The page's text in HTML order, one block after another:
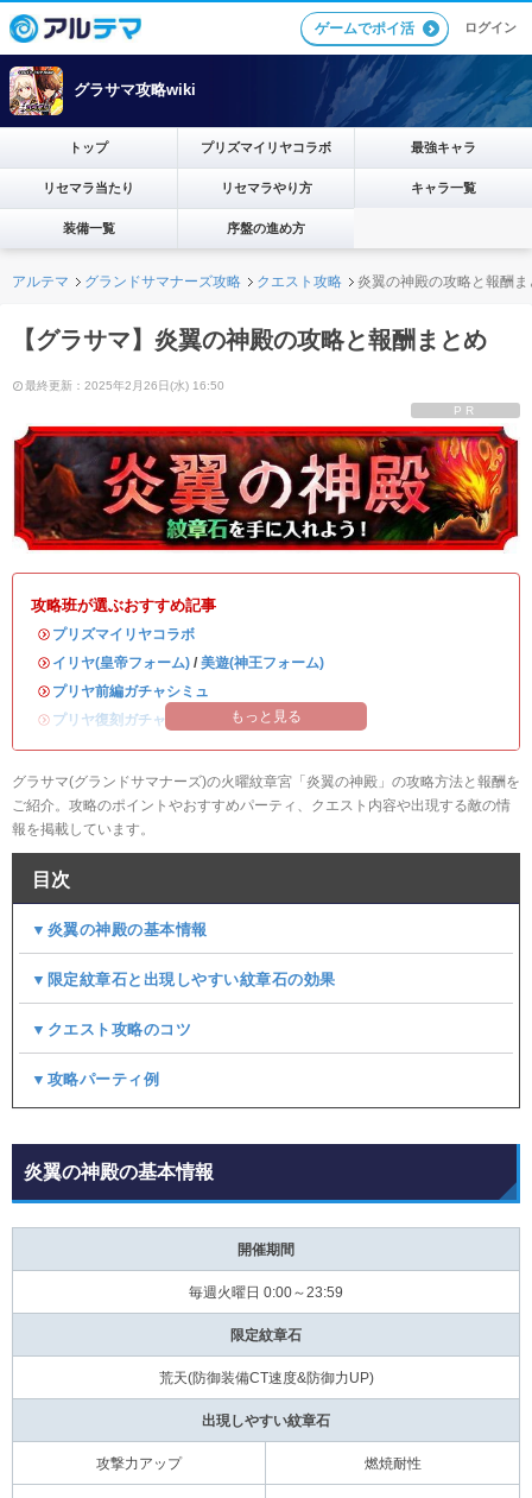
ゲームでポイ活 ログイン
グラサマ攻略wiki
トップ プリズマイリヤコラボ 最強キャラ
リセマラ当たり リセマラやり方 キャラ一覧
装備一覧 序盤の進め方
アルテマ グランドサマナーズ攻略 クエスト攻略 炎翼の神殿の攻略と報酬ま
【グラサマ】炎翼の神殿の攻略と報酬まとめ
最終更新：2025年2月26日(水) 16:50
PR
攻略班が選ぶおすすめ記事
・ プリズマイリヤコラボ
・ イリヤ(皇帝フォーム) / 美遊(神王フォーム)
・ プリヤ前編ガチャシミュ
・ プリヤ復刻ガチャシミュ もっと見る
グラサマ(グランドサマナーズ)の火曜紋章宮「炎翼の神殿」の攻略方法と報酬を
ご紹介。攻略のポイントやおすすめパーティ、クエスト内容や出現する敵の情
報を掲載しています。
目次
▼炎翼の神殿の基本情報
▼限定紋章石と出現しやすい紋章石の効果
▼クエスト攻略のコツ
▼攻略パーティ例
炎翼の神殿の基本情報
開催期間
毎週火曜日 0:00～23:59
限定紋章石
荒天(防御装備CT速度&防御力UP)
出現しやすい紋章石
攻撃力アップ 燃焼耐性